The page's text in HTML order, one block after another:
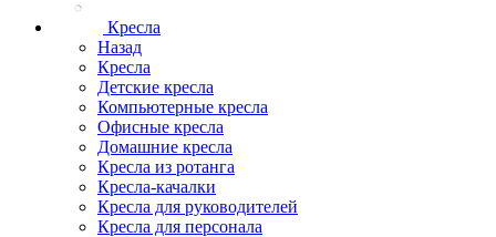
Кресла
Назад
Кресла
Детские кресла
Компьютерные кресла
Офисные кресла
Домашние кресла
Кресла из ротанга
Кресла-качалки
Кресла для руководителей
Кресла для персонала